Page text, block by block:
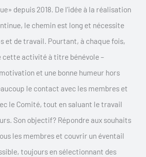
depuis 2018. De l’idée à la réalisation
le chemin est long et nécessite
et de travail. Pourtant, à chaque fois,
cette activité à titre bénévole –
motivation et une bonne humeur hors
le contact avec les membres et
le Comité, tout en saluant le travail
Son objectif? Répondre aux souhaits
les membres et couvrir un éventail
toujours en sélectionnant des